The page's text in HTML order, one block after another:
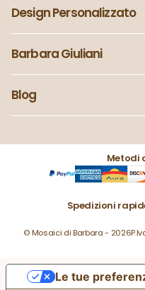
Design Personalizzato
Barbara Giuliani
Blog
© Mosaici di Barbara - 2026
Metodi
Spedizioni
Le tue